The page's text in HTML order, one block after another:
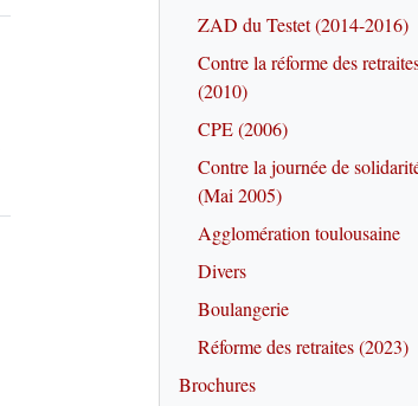
ZAD du Testet (2014-2016)
Contre la réforme des
(2010)
CPE (2006)
Contre la journée de
(Mai 2005)
Agglomération toulousaine
Divers
Boulangerie
Réforme des retraites (2023)
Brochures